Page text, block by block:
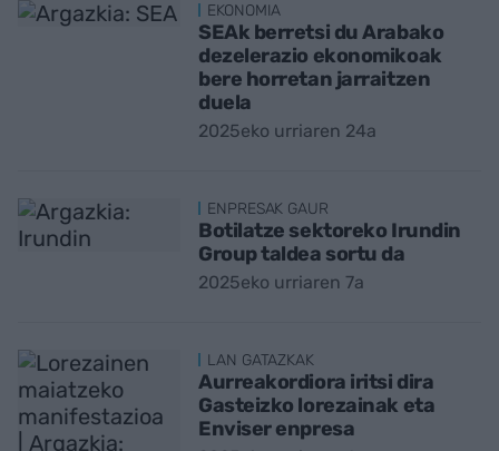
EKONOMIA
SEAk berretsi du Arabako
dezelerazio ekonomikoak
bere horretan jarraitzen
duela
2025eko urriaren 24a
ENPRESAK GAUR
Botilatze sektoreko Irundin
Group taldea sortu da
2025eko urriaren 7a
LAN GATAZKAK
Aurreakordiora iritsi dira
Gasteizko lorezainak eta
Enviser enpresa